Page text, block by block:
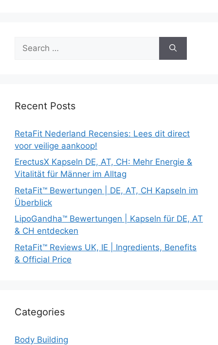
for:
Recent Posts
RetaFit Nederland Recensies: Lees dit direct
voor veilige aankoop!
ErectusX Kapseln DE, AT, CH: Mehr Energie &
Vitalität für Männer im Alltag
RetaFit™ Bewertungen | DE, AT, CH Kapseln im
Überblick
LipoGandha™ Bewertungen | Kapseln für DE, AT
& CH entdecken
RetaFit™ Reviews UK, IE | Ingredients, Benefits
& Official Price
Categories
Body Building